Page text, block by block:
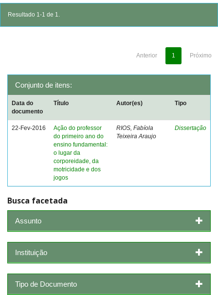
Resultado 1-1 de 1.
Anterior 1 Próximo
Conjunto de itens:
Data do
documento
Título Autor(es) Tipo
22-Fev-2016
Ação do professor
do primeiro ano do
ensino fundamental:
o lugar da
corporeidade, da
motricidade e dos
jogos
RIOS, Fabíola
Teixeira Araujo
Dissertação
Busca facetada
Assunto
Instituição
Tipo de Documento